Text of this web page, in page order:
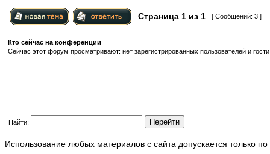
Страница 1 из 1 [ Сообщений: 3 ]
Кто сейчас на конференции
Сейчас этот форум просматривают: нет зарегистрированных пользователей и
Найти:
Использование любых материалов с сайта допускается только